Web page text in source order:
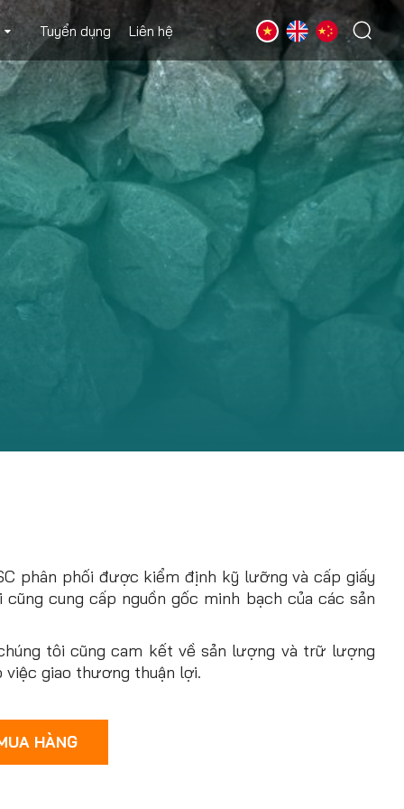
Tuyển dụng Liên hệ
phân phối được kiểm định kỹ lưỡng và cấp giấy
cung cấp nguồn gốc minh bạch của các sản
tôi cũng cam kết về sản lượng và trữ lượng
việc giao thương thuận lợi.
HÀNG